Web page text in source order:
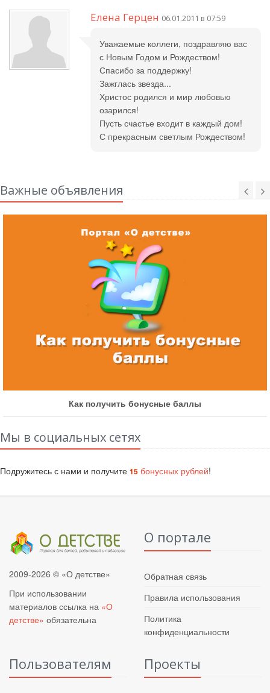
Елена Герцен 06.01.2011 в 07:59
Уважаемые коллеги, поздравляю вас
с Новым Годом и Рождеством!
Спасибо за поддержку!
Зажглась звезда...
Христос родился и мир любовью
озарился!
Пусть счастье входит в каждый дом!
С прекрасным светлым Рождеством!
Важные объявления
Как получить бонусные баллы
Мы в социальных сетях
Подружитесь с нами и получите 15 бонусных рублей!
2009-2026 © «О детстве»
При использовании
материалов ссылка на «О
детстве» обязательна
О портале
Обратная связь
Правила использования
Политика
конфиденциальности
Пользователям Проекты